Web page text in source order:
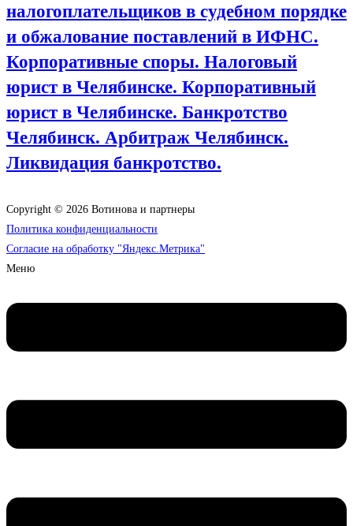
налогоплательщиков в судебном порядке
и обжалование поставлений в ИФНС.
Корпоративные споры. Налоговый
юрист в Челябинске. Корпоративный
юрист в Челябинске. Банкротство
Челябинск. Арбитраж Челябинск.
Ликвидация банкротство.
Copyright © 2026 Вотинова и партнеры
Политика конфиденциальности
Согласие на обработку "Яндекс.Метрика"
Меню